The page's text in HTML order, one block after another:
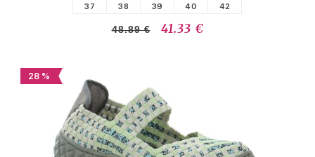
37 38 39 40 42
48.89 € 41.33 €
28 %